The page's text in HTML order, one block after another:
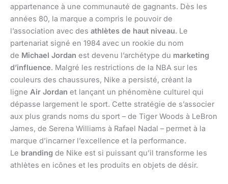
appartenance à une communauté de gagnants. Dès les
années 80, la marque a compris le pouvoir de
l’association avec des athlètes de haut niveau. Le
partenariat signé en 1984 avec un rookie du nom
de Michael Jordan est devenu l’archétype du marketing
d’influence. Malgré les restrictions de la NBA sur les
couleurs des chaussures, Nike a persisté, créant la
ligne Air Jordan et lançant un phénomène culturel qui
dépasse largement le sport. Cette stratégie de s’associer
aux plus grands noms du sport – de Tiger Woods à LeBron
James, de Serena Williams à Rafael Nadal – permet à la
marque d’incarner l’excellence et la performance.
Le branding de Nike est si puissant qu’il transforme les
athlètes en icônes et les produits en objets de désir.